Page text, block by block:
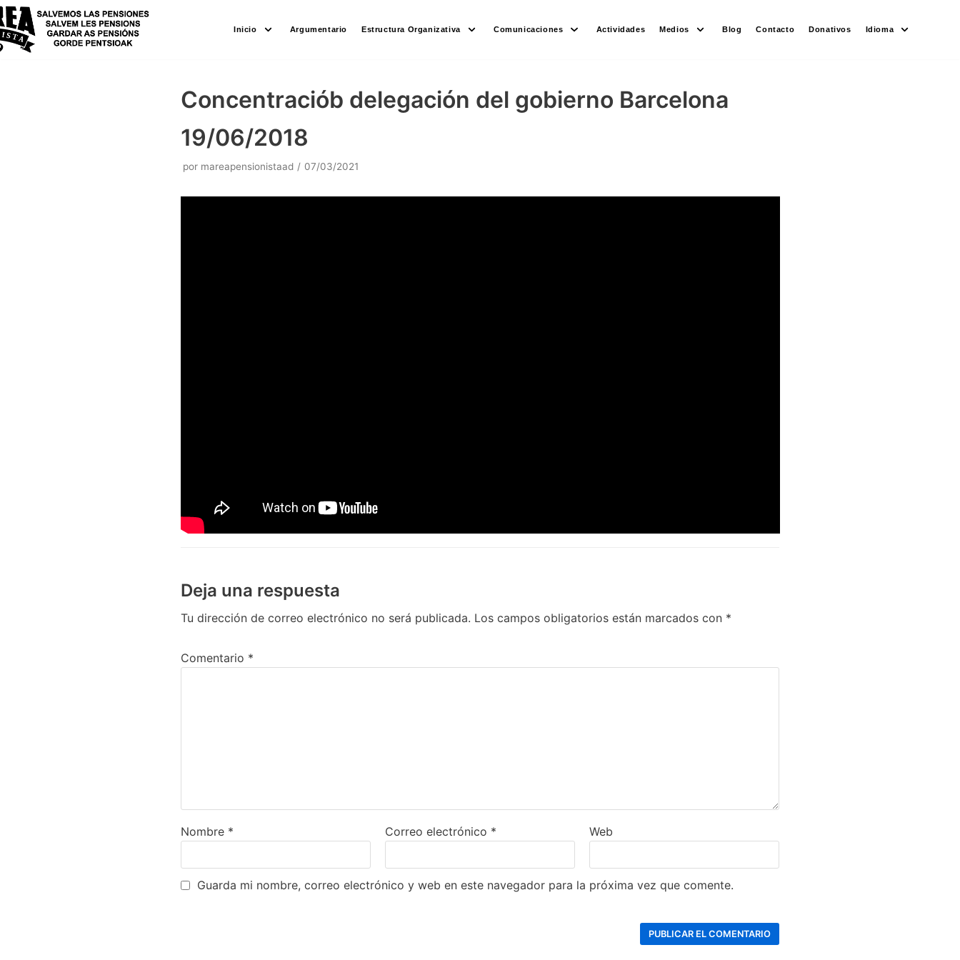
Saltar
al
contenido
Inicio Argumentario Estructura Organizativa Comunicaciones Actividades Medios Blog Contacto Donativos Idioma
Concentraciób delegación del gobierno Barcelona
19/06/2018
por mareapensionistaad 07/03/2021
Deja una respuesta
Tu dirección de correo electrónico no será publicada. Los campos obligatorios están marcados con *
Comentario *
Nombre * Correo electrónico * Web
Guarda mi nombre, correo electrónico y web en este navegador para la próxima vez que comente.